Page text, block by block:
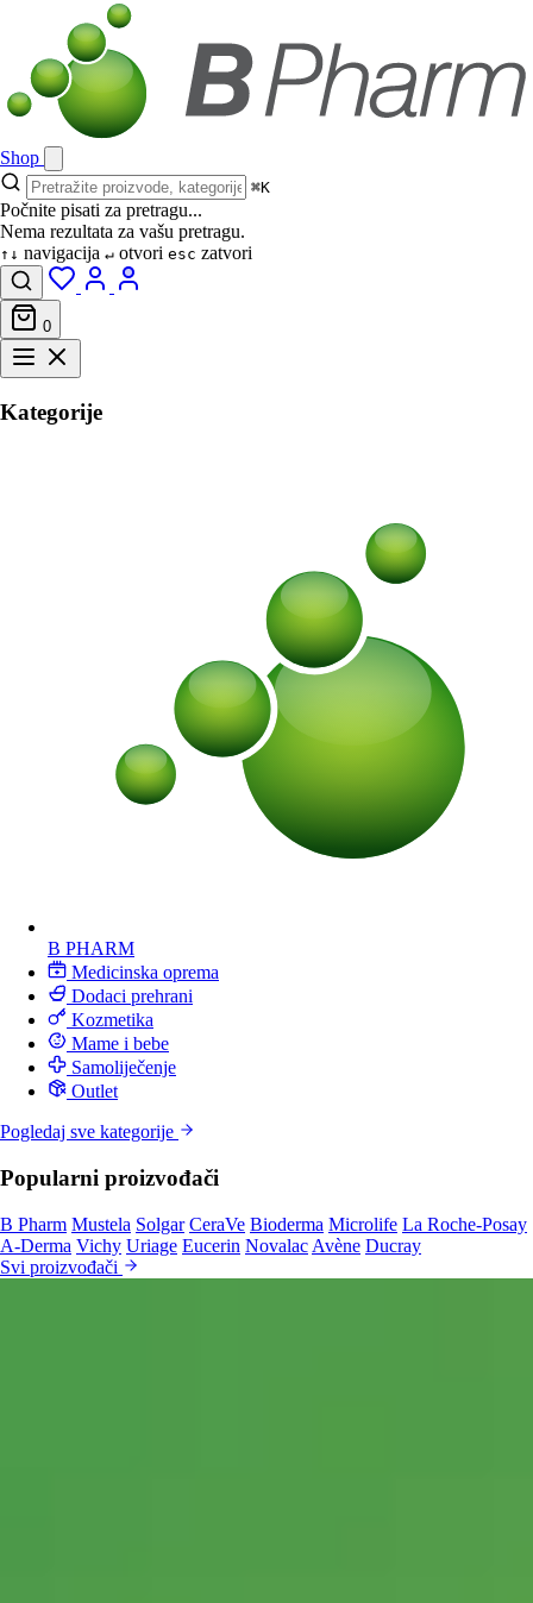
Shop
⌘K
Počnite pisati za pretragu...
Nema rezultata za vašu pretragu.
↑↓ navigacija ↵ otvori esc zatvori
0
Kategorije
B PHARM
Medicinska oprema
Dodaci prehrani
Kozmetika
Mame i bebe
Samoliječenje
Outlet
Pogledaj sve kategorije
Popularni proizvođači
B Pharm Mustela Solgar CeraVe Bioderma Microlife La Roche-Posay
A-Derma Vichy Uriage Eucerin Novalac Avène Ducray
Svi proizvođači